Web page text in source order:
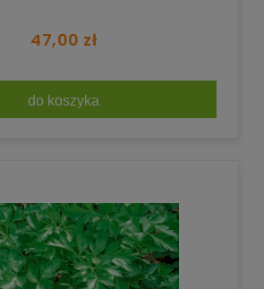
47,00 zł
do koszyka